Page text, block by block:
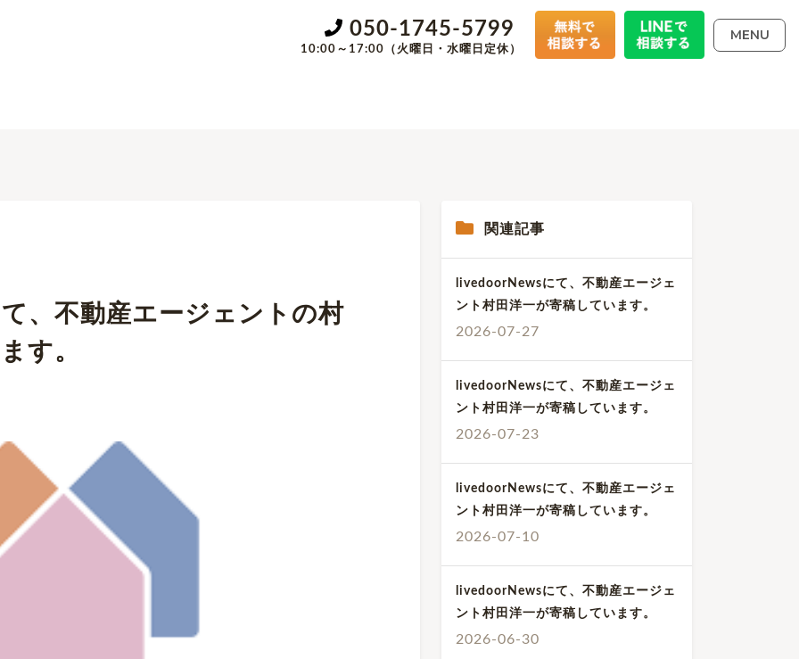
050-1745-5799
10:00～17:00（火曜日・水曜日定休）
MENU
、不動産エージェントの村
す。
関連記事
livedoorNewsにて、不動産エージェ
ント村田洋一が寄稿しています。
2026-07-27
livedoorNewsにて、不動産エージェ
ント村田洋一が寄稿しています。
2026-07-23
livedoorNewsにて、不動産エージェ
ント村田洋一が寄稿しています。
2026-07-10
livedoorNewsにて、不動産エージェ
ント村田洋一が寄稿しています。
2026-06-30